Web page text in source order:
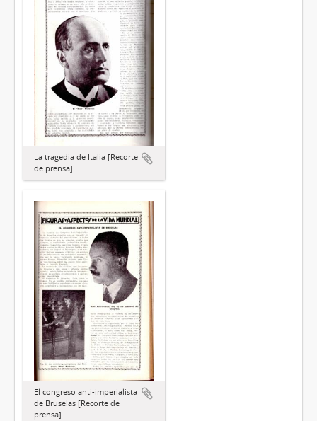
La tragedia de Italia [Recorte
de prensa]
El congreso anti-imperialista
de Bruselas [Recorte de
prensa]